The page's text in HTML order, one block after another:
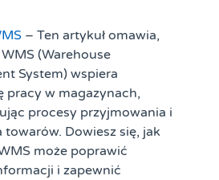
– Ten artykuł omawia,
(Warehouse
System) wspiera
pracy w magazynach,
procesy przyjmowania i
towarów. Dowiesz się, jak
może poprawić
i zapewnić